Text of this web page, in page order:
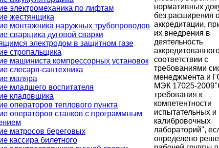
электромеханика по лифтам
жестянщика
монтажника наружных трубопроводов
сварщика дуговой сварки
электродом в защитном газе
стропальщика
машиниста компрессорных установок
слесаря-сантехника
маляра
младшего воспитателя
кладовщика
операторов теплового пункта
операторов станков с программным
матросов береговых
кассира билетного
нормативных
без расширения
аккредитации,
их внедрения в
деятельность
соответствии с
требованиями
менеджмента и
МЭК 17025-
требования к
компетентности
испытательных и
калибровочных
лабораторий",
определено